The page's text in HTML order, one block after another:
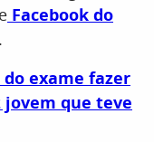
e Facebook do
.​
do exame fazer
jovem que teve